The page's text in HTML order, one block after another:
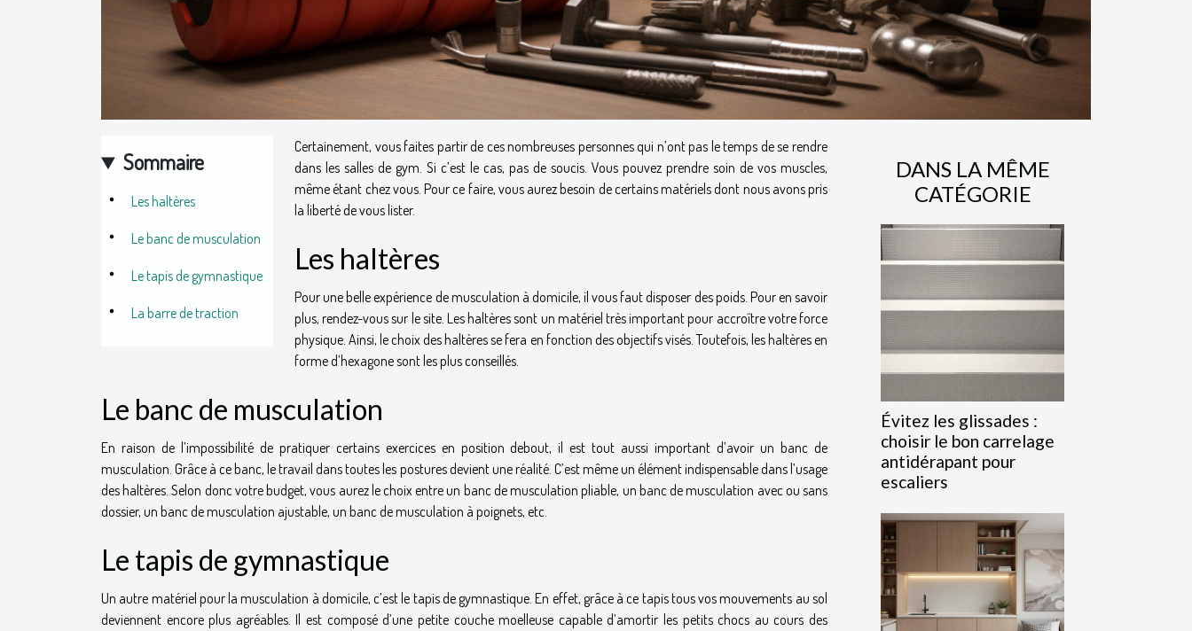
Sommaire
Les haltères
Le banc de musculation
Le tapis de gymnastique
La barre de traction
Certainement, vous faites partir de ces nombreuses personnes qui n’ont pas le temps de se rendre
dans les salles de gym. Si c’est le cas, pas de soucis. Vous pouvez prendre soin de vos muscles,
même étant chez vous. Pour ce faire, vous aurez besoin de certains matériels dont nous avons pris
la liberté de vous lister.
Les haltères
Pour une belle expérience de musculation à domicile, il vous faut disposer des poids. Pouren savoir
plus, rendez-vous sur le site. Les haltères sont un matériel très important pour accroître votre force
physique. Ainsi, le choix des haltères se fera en fonction des objectifs visés. Toutefois, les haltères en
forme d’hexagone sont les plus conseillés.
Le banc de musculation
En raison de l’impossibilité de pratiquer certains exercices en position debout, il est tout aussi important d’avoir un banc de
musculation. Grâce à ce banc, le travail dans toutes les postures devient une réalité. C’est même un élément indispensable dans l’usage
des haltères. Selon donc votre budget, vous aurez le choix entre un banc de musculation pliable, un banc de musculation avec ou sans
dossier, un banc de musculation ajustable, un banc de musculation à poignets, etc.
Le tapis de gymnastique
Un autre matériel pour la musculation à domicile, c’est le tapis de gymnastique. En effet, grâce à ce tapis tous vos mouvements au sol
deviennent encore plus agréables. Il est composé d’une petite couche moelleuse capable d’amortir les petits chocs au cours des
DANS LA MÊME
CATÉGORIE
Évitez les glissades :
choisir le bon carrelage
antidérapant pour
escaliers